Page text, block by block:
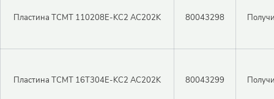
Пластина TCMT 110208E-KC2 AC202K 80043298
Пластина TCMT 16T304E-KC2 AC202K 80043299